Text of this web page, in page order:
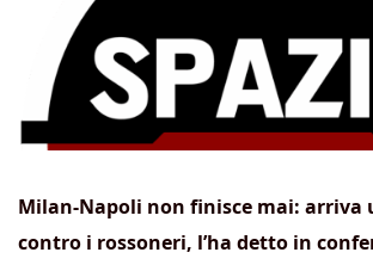
Milan-Napoli non finisce mai: arriva
contro i rossoneri, l’ha detto in